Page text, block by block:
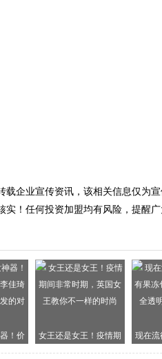
载企业宣传资讯，该相关信息仅为
！任何投资加盟均有风险，提醒广
！价
琦夸
女王还是女王！疫情期
间非常时期，英国女王
现在流
果冻包